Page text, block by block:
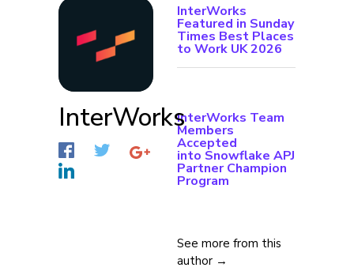
InterWorks
InterWorks
Featured in Sunday
Times Best Places
to Work UK 2026
InterWorks Team
Members
Accepted
into Snowflake APJ
Partner Champion
Program
See more from this
author →